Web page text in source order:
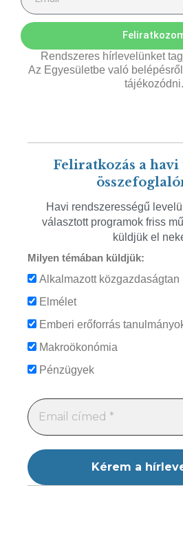
Rendszeres hírlevelünket
Az Egyesületbe való belépésről
tájékozódni.
Feliratkozás a
Havi rendszerességű
választott programok friss
küldjük el
Milyen témában küldjük:
Alkalmazott közgazdaságtan
Elmélet
Emberi erőforrás
Makroökonómia
Pénzügyek